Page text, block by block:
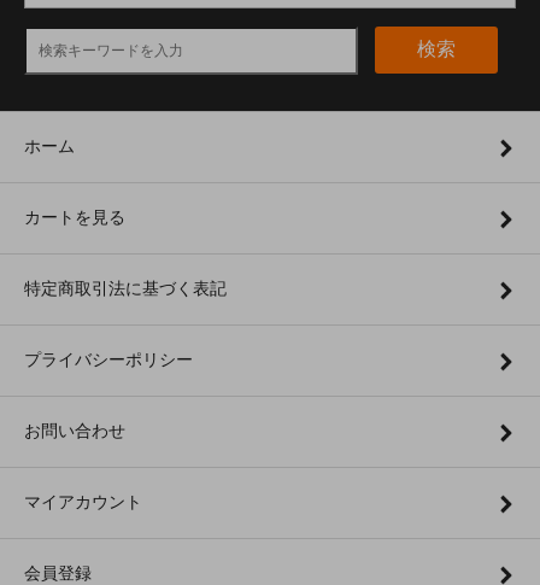
検索
ホーム
カートを見る
特定商取引法に基づく表記
プライバシーポリシー
お問い合わせ
マイアカウント
会員登録